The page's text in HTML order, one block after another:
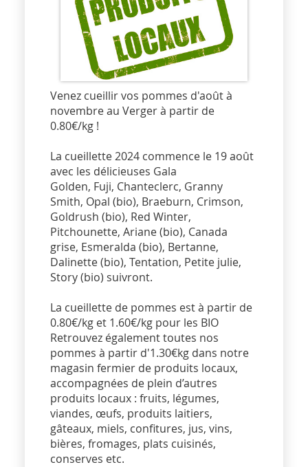
Venez cueillir vos pommes d'août à
novembre au Verger à partir de
0.80€/kg !
La cueillette 2024 commence le 19 août
avec les délicieuses Gala
Golden, Fuji, Chanteclerc, Granny
Smith, Opal (bio), Braeburn, Crimson,
Goldrush (bio), Red Winter,
Pitchounette, Ariane (bio), Canada
grise, Esmeralda (bio), Bertanne,
Dalinette (bio), Tentation, Petite julie,
Story (bio) suivront.
La cueillette de pommes est à partir de
0.80€/kg et 1.60€/kg pour les BIO
Retrouvez également toutes nos
pommes à partir d'1.30€kg dans notre
magasin fermier de produits locaux,
accompagnées de plein d’autres
produits locaux : fruits, légumes,
viandes, œufs, produits laitiers,
gâteaux, miels, confitures, jus, vins,
bières, fromages, plats cuisinés,
conserves etc.